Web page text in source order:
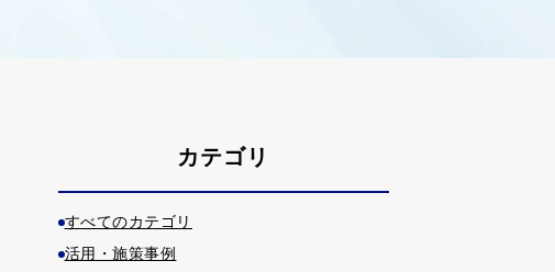
カテゴリ
すべてのカテゴリ
活用・施策事例